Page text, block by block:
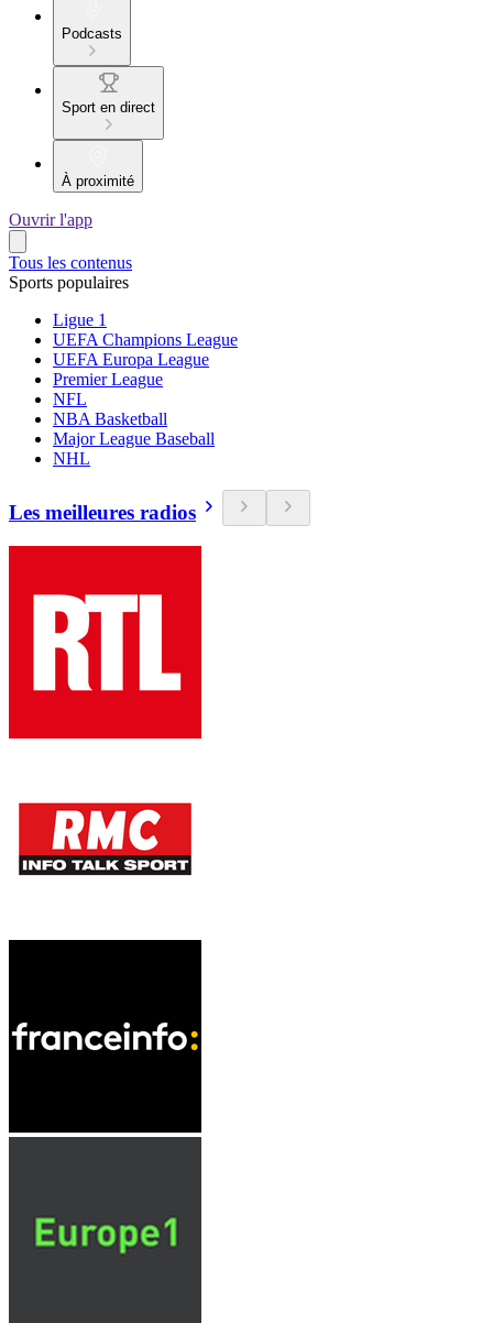
Podcasts
Sport en direct
À proximité
Ouvrir l'app
Tous les contenus
Sports populaires
Ligue 1
UEFA Champions League
UEFA Europa League
Premier League
NFL
NBA Basketball
Major League Baseball
NHL
Les meilleures radios